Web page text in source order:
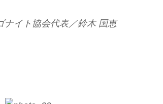
イト協会代表／鈴木 国恵